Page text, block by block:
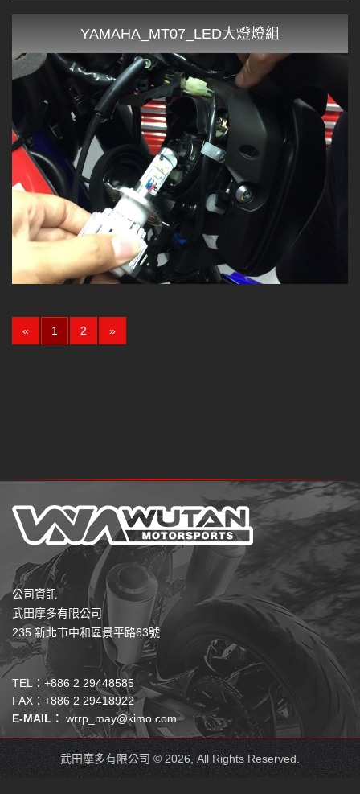
YAMAHA_MT07_LED大燈燈組
« 1 (current)
2 »
公司資訊
武田摩多有限公司
235 新北市中和區景平路63號
TEL：+886 2 29448585
FAX：+886 2 29418922
E-MAIL： wrrp_may@kimo.com
武田摩多有限公司 © 2026, All Rights Reserved.